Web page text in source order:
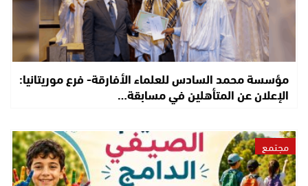
مؤسسة محمد السادس للعلماء الأفارقة- فرع موريتانيا:
الإعلان عن المتأهلين في مسابقة…
مجتمع